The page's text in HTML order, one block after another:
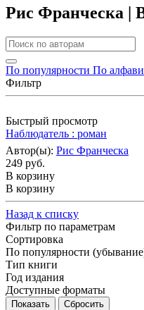
Рис Франческа |
По популярности По
Фильтр
Быстрый просмотр
Наблюдатель : роман
Автор(ы): Рис Франческа
249 руб.
В корзину
В корзину
Назад к списку
Фильтр по параметрам
Сортировка
По популярности
Тип книги
Год издания
Доступные форматы
Сбросить